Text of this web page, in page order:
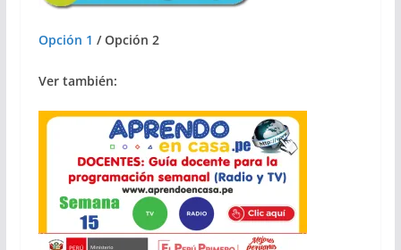
Opción 1 / Opción 2
Ver también: